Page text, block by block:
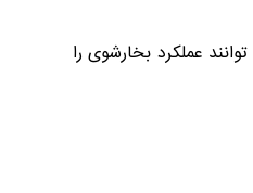
عملکرد بخارشوی را